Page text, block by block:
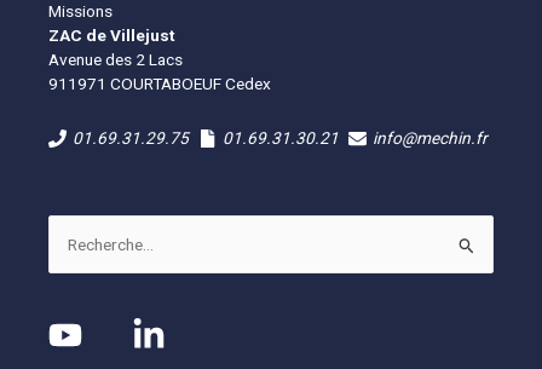
Missions
ZAC de Villejust
Avenue des 2 Lacs
911971 COURTABOEUF Cedex
01.69.31.29.75 01.69.31.30.21 info@mechin.fr
Rechercher :